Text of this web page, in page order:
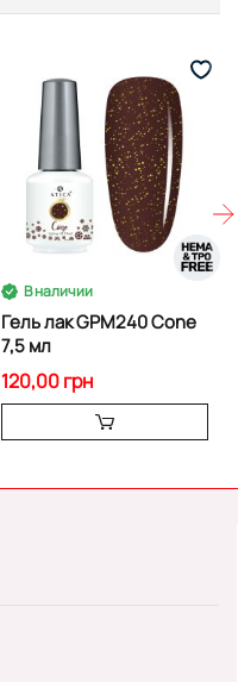
В наличии
Гель лак GPM240 Cone
7,5 мл
120,00 грн